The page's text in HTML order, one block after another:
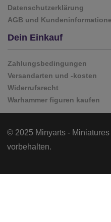
Datenschutzerklärung
AGB und
Dein Einkauf
Zahlungsbedingungen
Versandarten und -kosten
Widerrufsrecht
Warhammer figuren kaufen
© 2025 Minyarts -
vorbehalten.